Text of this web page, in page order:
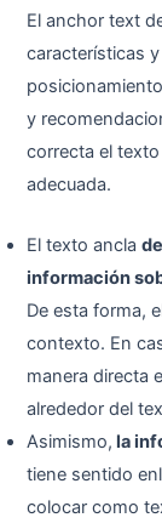
El anchor text
características
y
correcta el
adecuada.
El texto ancla
información
De esta forma,
contexto. En
manera directa
alrededor del
Asimismo, la
tiene sentido
colocar como